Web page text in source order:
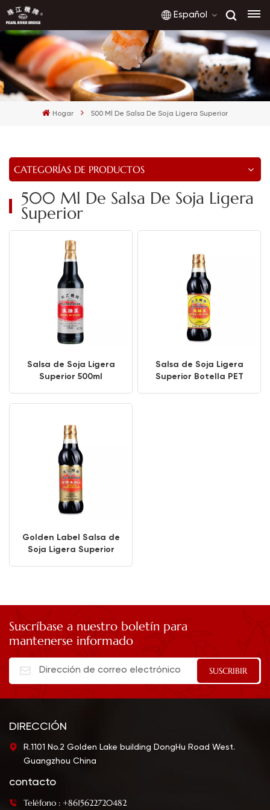
Español
English
français
Hogar 500 Ml De Salsa De Soja Ligera Superior
CATEGORÍAS DE PRODUCTOS
500 Ml De Salsa De Soja Ligera
Superior
Salsa de Soja Ligera
Superior 500ml
Salsa de Soja Ligera
Superior Botella PET
Golden Label Salsa de
Soja Ligera Superior
Suscríbase a nuestro boletín para
mantenerse informado
DIRECCIÓN
R.1101 No.2 Golden Lake building DongHu Road West.
Guangzhou China
contacto
Teléfono : +8615622720482